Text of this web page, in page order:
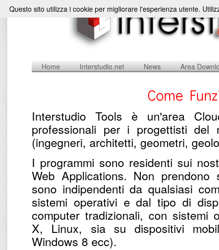
Home Interstudio.net News Area
Come
Interstudio Tools è un'area
professionali per i progettisti del
(ingegneri, architetti, geometri,
I programmi sono residenti sui
Web Applications. Non
sono indipendenti da qualsiasi
sistemi operativi e dal tipo di
computer tradizionali, con sistemi
X, Linux, sia su dispositivi
Windows 8 ecc).
Questo sito utilizza i cookie per migliorare l'esperienza utente.